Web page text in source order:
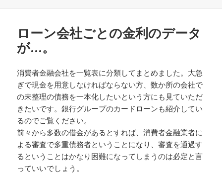
ローン会社ごとの金利のデータ
が…。
消費者金融会社を一覧表に分類してまとめました。大急
ぎで現金を用意しなければならない方、数か所の会社で
の未整理の債務を一本化したいという方にも見ていただ
きたいです。銀行グループのカードローンも紹介してい
るのでご覧ください。
前々から多数の借金があるとすれば、消費者金融業者に
よる審査で多重債務者ということになり、審査を通過す
るということはかなり困難になってしまうのは必定と言
っていいでしょう。